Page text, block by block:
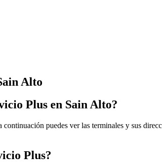
Alto
Plus en Sain Alto?
puedes ver las terminales y sus
Plus?